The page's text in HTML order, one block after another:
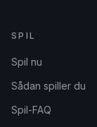
SPIL
Spil nu
Sådan spiller du
Spil-FAQ